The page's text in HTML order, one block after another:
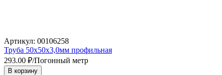
Артикул: 00106258
Труба 50х50х3,0мм профильная
293.00 ₽/Погонный метр
В корзину